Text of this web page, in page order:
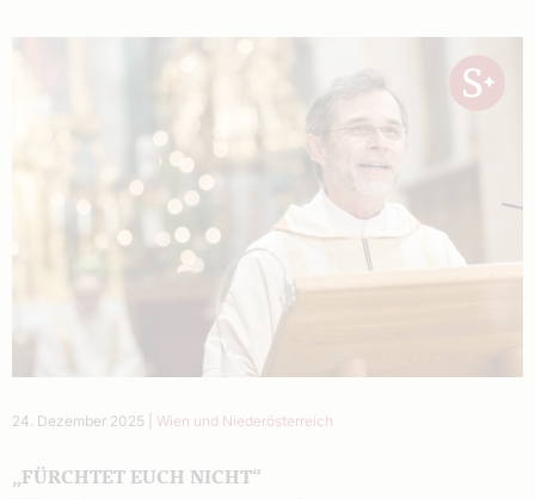
24. Dezember 2025 Wien und Niederösterreich
„FÜRCHTET EUCH NICHT“